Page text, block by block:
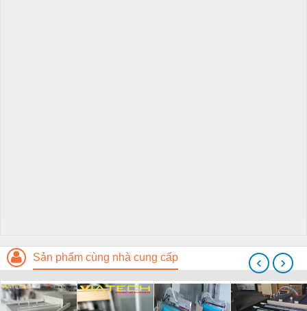
Sản phẩm cùng nhà cung cấp ‹ ›